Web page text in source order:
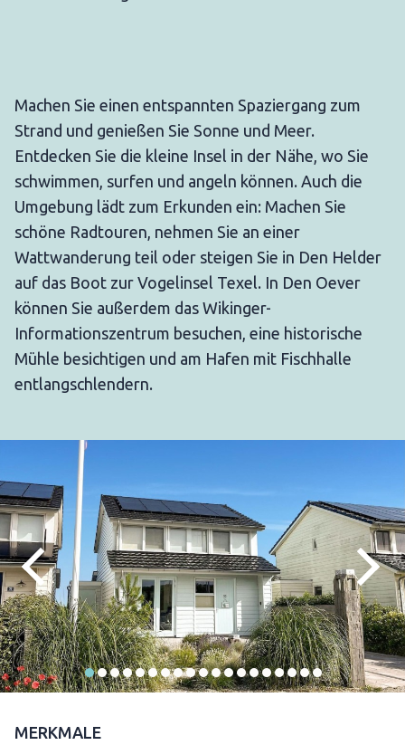
Machen Sie einen entspannten Spaziergang zum
Strand und genießen Sie Sonne und Meer.
Entdecken Sie die kleine Insel in der Nähe, wo Sie
schwimmen, surfen und angeln können. Auch die
Umgebung lädt zum Erkunden ein: Machen Sie
schöne Radtouren, nehmen Sie an einer
Wattwanderung teil oder steigen Sie in Den Helder
auf das Boot zur Vogelinsel Texel. In Den Oever
können Sie außerdem das Wikinger-
Informationszentrum besuchen, eine historische
Mühle besichtigen und am Hafen mit Fischhalle
entlangschlendern.
MERKMALE